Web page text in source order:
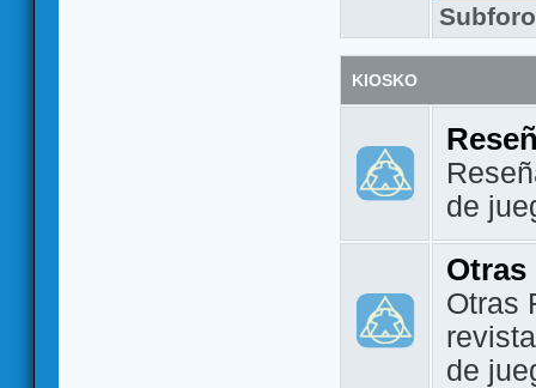
KIOSKO
de
Otras
Otras
de